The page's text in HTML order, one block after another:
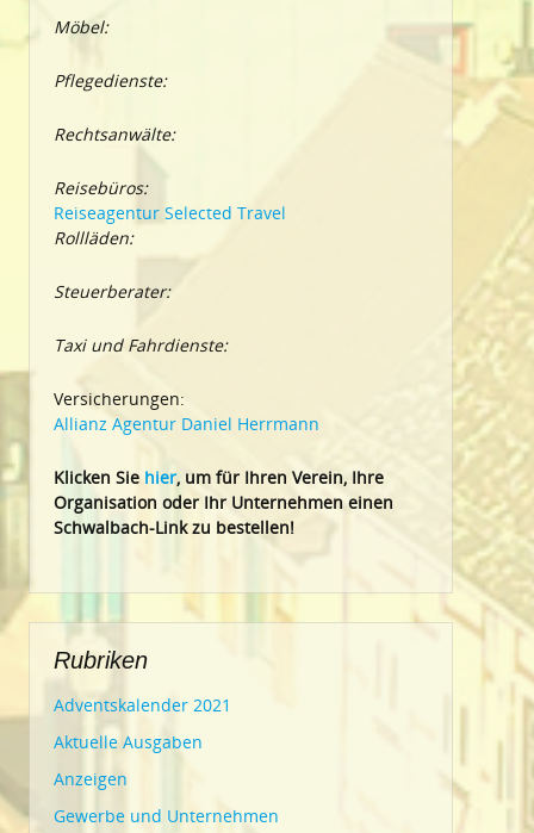
Möbel:
Pflegedienste:
Rechtsanwälte:
Reisebüros:
Reiseagentur Selected Travel
Rollläden:
Steuerberater:
Taxi und Fahrdienste:
Versicherungen:
Allianz Agentur Daniel Herrmann
Klicken Sie hier, um für Ihren Verein, Ihre
Organisation oder Ihr Unternehmen einen
Schwalbach-Link zu bestellen!
Rubriken
Adventskalender 2021
Aktuelle Ausgaben
Anzeigen
Gewerbe und Unternehmen